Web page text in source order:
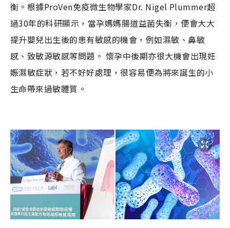
衡。根據ProVen免疫微生物學家Dr. Nigel Plummer超
過30年的科研顯示，當孕媽媽腸道益菌失衡，便會大大
提升嬰兒出生後的患有敏感的機會，例如濕敏、鼻敏
感、致敏源敏感等問題。 懷孕中後期亦很大機會出現妊
娠濕敏症狀，若不好好處理，很容易便為將來誕生的小
生命帶來過敏體質。